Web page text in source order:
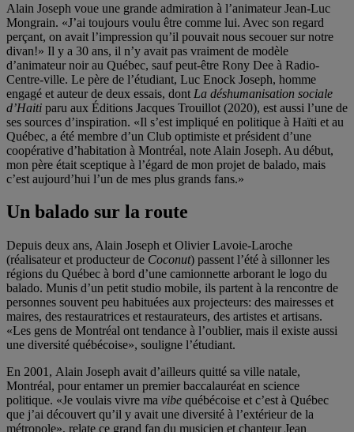
Alain Joseph voue une grande admiration à l’animateur Jean-Luc
Mongrain. «J’ai toujours voulu être comme lui. Avec son regard
perçant, on avait l’impression qu’il pouvait nous secouer sur notre
divan!» Il y a 30 ans, il n’y avait pas vraiment de modèle
d’animateur noir au Québec, sauf peut-être Rony Dee à Radio-
Centre-ville. Le père de l’étudiant, Luc Enock Joseph, homme
engagé et auteur de deux essais, dont La déshumanisation sociale
d’Haiti paru aux Éditions Jacques Trouillot (2020), est aussi l’une de
ses sources d’inspiration. «Il s’est impliqué en politique à Haïti et au
Québec, a été membre d’un Club optimiste et président d’une
coopérative d’habitation à Montréal, note Alain Joseph. Au début,
mon père était sceptique à l’égard de mon projet de balado, mais
c’est aujourd’hui l’un de mes plus grands fans.»
Un balado sur la route
Depuis deux ans, Alain Joseph et Olivier Lavoie-Laroche
(réalisateur et producteur de Coconut) passent l’été à sillonner les
régions du Québec à bord d’une camionnette arborant le logo du
balado. Munis d’un petit studio mobile, ils partent à la rencontre de
personnes souvent peu habituées aux projecteurs: des mairesses et
maires, des restauratrices et restaurateurs, des artistes et artisans.
«Les gens de Montréal ont tendance à l’oublier, mais il existe aussi
une diversité québécoise», souligne l’étudiant.
En 2001, Alain Joseph avait d’ailleurs quitté sa ville natale,
Montréal, pour entamer un premier baccalauréat en science
politique. «Je voulais vivre ma vibe québécoise et c’est à Québec
que j’ai découvert qu’il y avait une diversité à l’extérieur de la
métropole», relate ce grand fan du musicien et chanteur Jean